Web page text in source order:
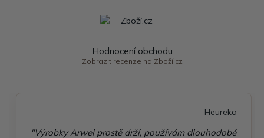
Hodnocení obchodu
Zobrazit recenze na Zboží.cz
Heureka
"Výrobky Arwel prostě drží, používám dlouhodobě